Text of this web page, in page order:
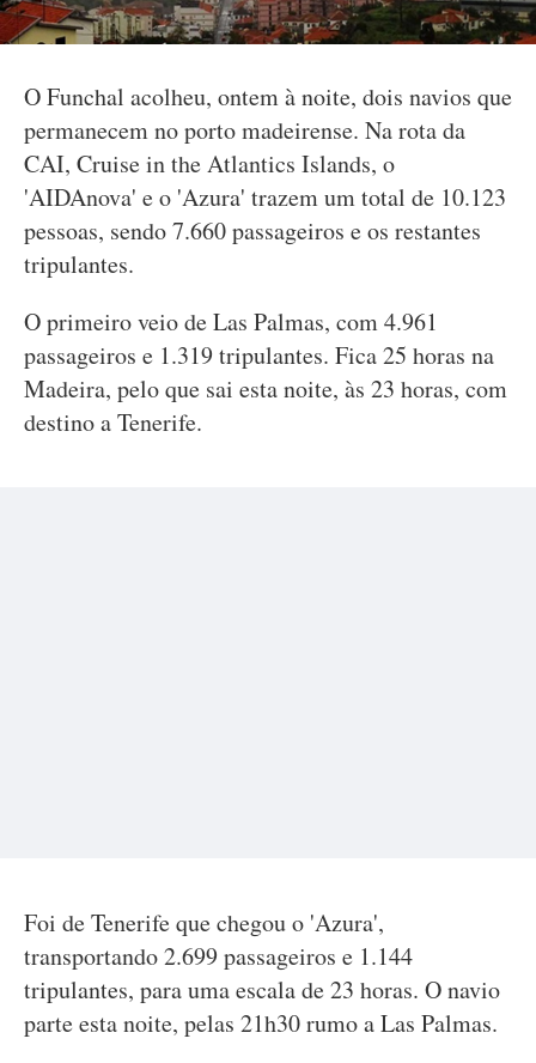
O Funchal acolheu, ontem à noite, dois navios que
permanecem no porto madeirense. Na rota da
CAI, Cruise in the Atlantics Islands, o
'AIDAnova' e o 'Azura' trazem um total de 10.123
pessoas, sendo 7.660 passageiros e os restantes
tripulantes.
O primeiro veio de Las Palmas, com 4.961
passageiros e 1.319 tripulantes. Fica 25 horas na
Madeira, pelo que sai esta noite, às 23 horas, com
destino a Tenerife.
Foi de Tenerife que chegou o 'Azura',
transportando 2.699 passageiros e 1.144
tripulantes, para uma escala de 23 horas. O navio
parte esta noite, pelas 21h30 rumo a Las Palmas.